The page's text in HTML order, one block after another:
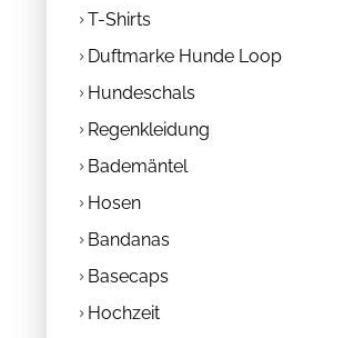
T-Shirts
Duftmarke Hunde Loop
Hundeschals
Regenkleidung
Bademäntel
Hosen
Bandanas
Basecaps
Hochzeit